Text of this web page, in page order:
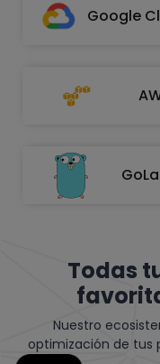
Google
Todas
Nuestro
optimización de tus